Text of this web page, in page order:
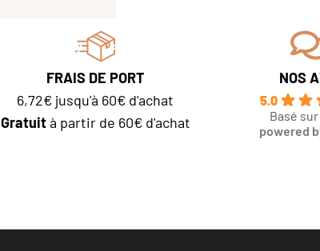
FRAIS DE PORT
6,72€ jusqu'à 60€ d'achat
Gratuità partir de 60€ d'achat
NOS
5.0
Basé sur
powered